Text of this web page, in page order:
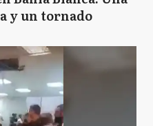
y un tornado